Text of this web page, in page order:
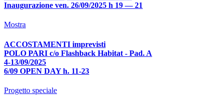
Inaugurazione ven. 26/09/2025 h 19 — 21
Mostra
ACCOSTAMENTI imprevisti
POLO PARI c/o Flashback Habitat - Pad. A
4-13/09/2025
6/09 OPEN DAY h. 11-23
Progetto speciale